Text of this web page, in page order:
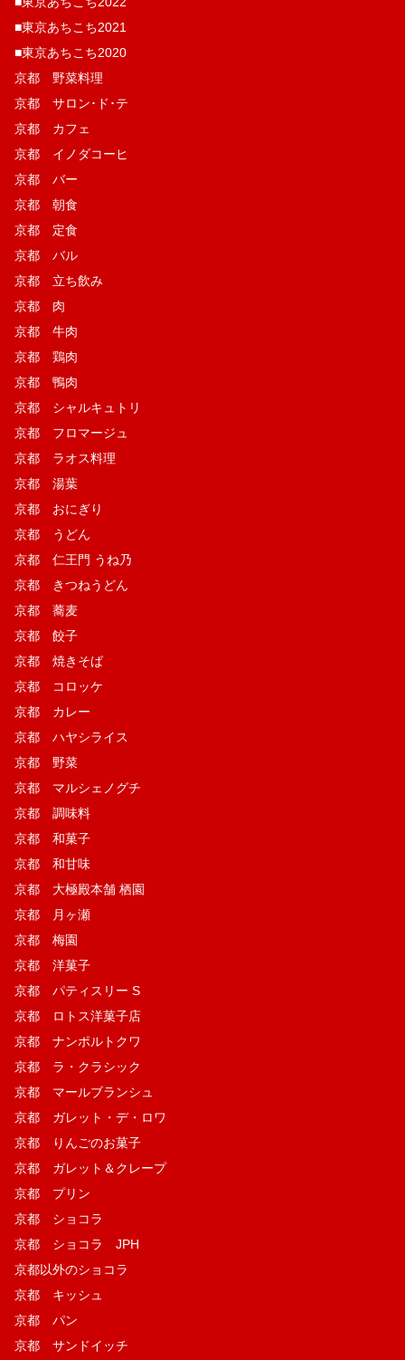
■東京あちこち2021
■東京あちこち2020
京都 野菜料理
京都 サロン･ド･テ
京都 カフェ
京都 イノダコーヒ
京都 バー
京都 朝食
京都 定食
京都 バル
京都 立ち飲み
京都 肉
京都 牛肉
京都 鶏肉
京都 鴨肉
京都 シャルキュトリ
京都 フロマージュ
京都 ラオス料理
京都 湯葉
京都 おにぎり
京都 うどん
京都 仁王門 うね乃
京都 きつねうどん
京都 蕎麦
京都 餃子
京都 焼きそば
京都 コロッケ
京都 カレー
京都 ハヤシライス
京都 野菜
京都 マルシェノグチ
京都 調味料
京都 和菓子
京都 和甘味
京都 大極殿本舗 栖園
京都 月ヶ瀬
京都 梅園
京都 洋菓子
京都 パティスリー S
京都 ロトス洋菓子店
京都 ナンポルトクワ
京都 ラ・クラシック
京都 マールブランシュ
京都 ガレット・デ・ロワ
京都 りんごのお菓子
京都 ガレット＆クレープ
京都 プリン
京都 ショコラ
京都 ショコラ JPH
京都以外のショコラ
京都 キッシュ
京都 パン
京都 サンドイッチ